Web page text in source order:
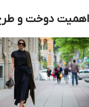
اهمیت دوخت و